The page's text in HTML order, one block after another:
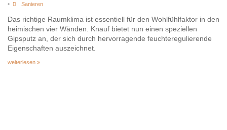
• Sanieren
Das richtige Raumklima ist essentiell für den Wohlfühlfaktor in den
heimischen vier Wänden. Knauf bietet nun einen speziellen
Gipsputz an, der sich durch hervorragende feuchteregulierende
Eigenschaften auszeichnet.
weiterlesen »